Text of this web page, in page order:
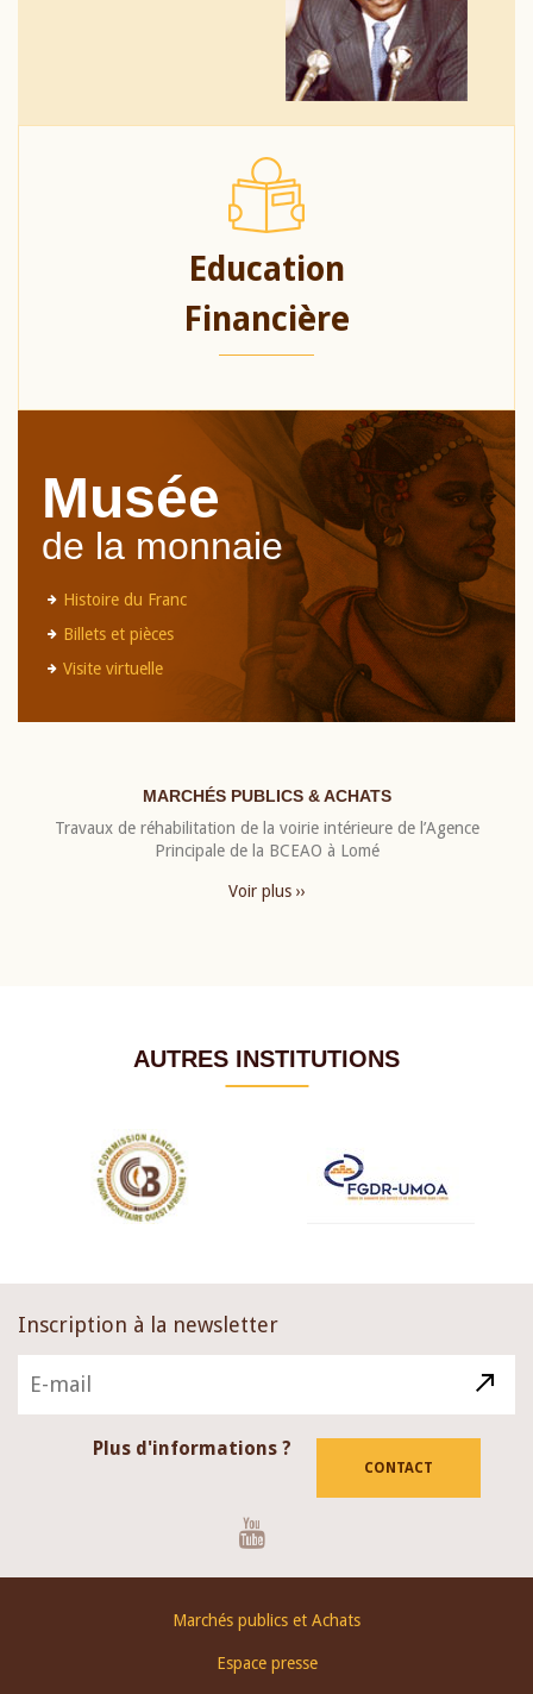
Education
Financière
Musée
de la monnaie
Histoire du Franc
Billets et pièces
Visite virtuelle
MARCHÉS PUBLICS & ACHATS
Travaux de réhabilitation de la voirie intérieure de l’Agence
Principale de la BCEAO à Lomé
Voir plus ››
AUTRES INSTITUTIONS
Inscription à la newsletter
Plus d'informations ?
CONTACT
Marchés publics et Achats
Espace presse